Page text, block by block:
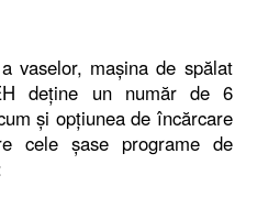
vaselor, maşina de spălat
deține un număr de 6
şi opțiunea de încărcare
cele şase programe de